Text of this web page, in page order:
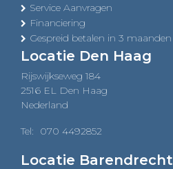
Service Aanvragen
Financiering
Gespreid betalen in 3 maanden
Locatie Den Haag
Rijswijkseweg 184
2516 EL Den Haag
Nederland
Tel: 070 4492852
Locatie Barendrecht